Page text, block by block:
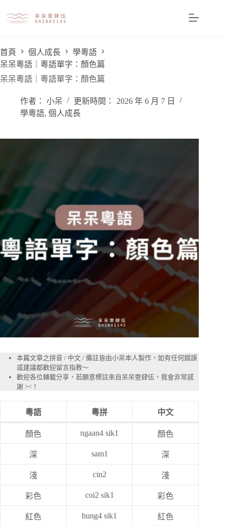
首頁 個人成長
學粵語
呆呆粵語｜粵語單字：顏色篇
呆呆粵語｜粵語單字：顏色篇
作者： 小呆 更新時間：
2026 年 6 月 7 日
學粵語, 個人成長
本篇文章之拼音 / 中文 / 備註皆由小呆本人製作，如有任何錯誤
或建議都歡迎留言指教～
歡迎各位轉載分享，若願意標註來自呆呆壹肆伍，我會非常感
謝 ><！
粵語 粵拼 中文
顏色 ngaan4 sik1 顏色
深 sam1 深
淺 cin2 淺
彩色 coi2 sik1 彩色
紅色 hung4 sik1 紅色